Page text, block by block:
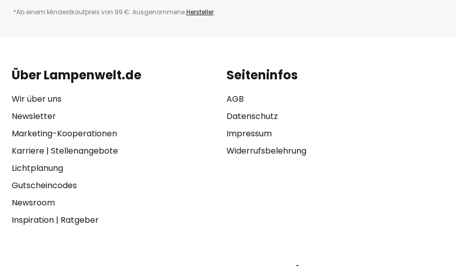
*Ab einem Mindestkaufpreis von 99 €. AusgenommeneHersteller.
Über Lampenwelt.de
Wir über uns
Newsletter
Marketing-Kooperationen
Karriere| Stellenangebote
Lichtplanung
Gutscheincodes
Newsroom
Inspiration| Ratgeber
Seiteninfos
AGB
Datenschutz
Impressum
Widerrufsbelehrung